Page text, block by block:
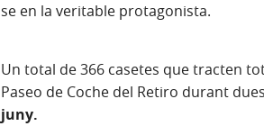
se en la veritable protagonista.
Un total de 366 casetes que tracten
Paseo de Coche del Retiro durant
juny.